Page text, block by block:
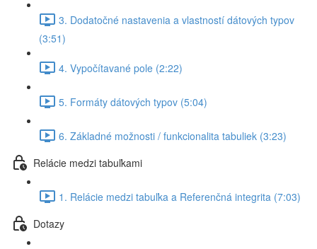
3. Dodatočné nastavenia a vlastností dátových typov
(3:51)
4. Vypočítavané pole (2:22)
5. Formáty dátových typov (5:04)
6. Základné možnosti / funkcionalita tabuliek (3:23)
Relácie medzi tabuľkami
1. Relácie medzi tabuľka a Referenčná integrita (7:03)
Dotazy